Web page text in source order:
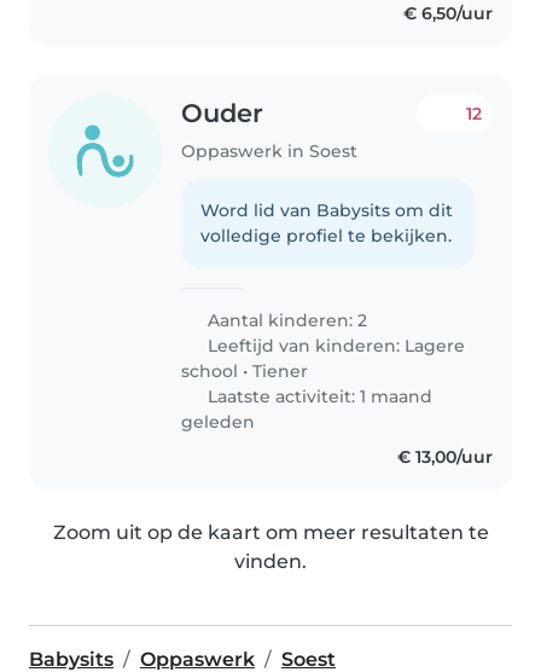
€ 6,50/uur
Ouder
Oppaswerk in Soest
12
Word lid van Babysits om dit
volledige profiel te bekijken.
Aantal kinderen: 2
Leeftijd van kinderen: Lagere
school •Tiener
Laatste activiteit: 1 maand
geleden
€ 13,00/uur
Zoom uit op de kaart om meer resultaten te
vinden.
Babysits Oppaswerk Soest